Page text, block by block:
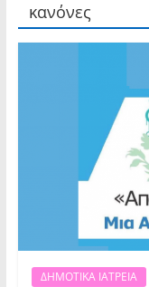
κανόνες
ΔΗΜΟΤΙΚΑ ΙΑΤΡΕΙΑ